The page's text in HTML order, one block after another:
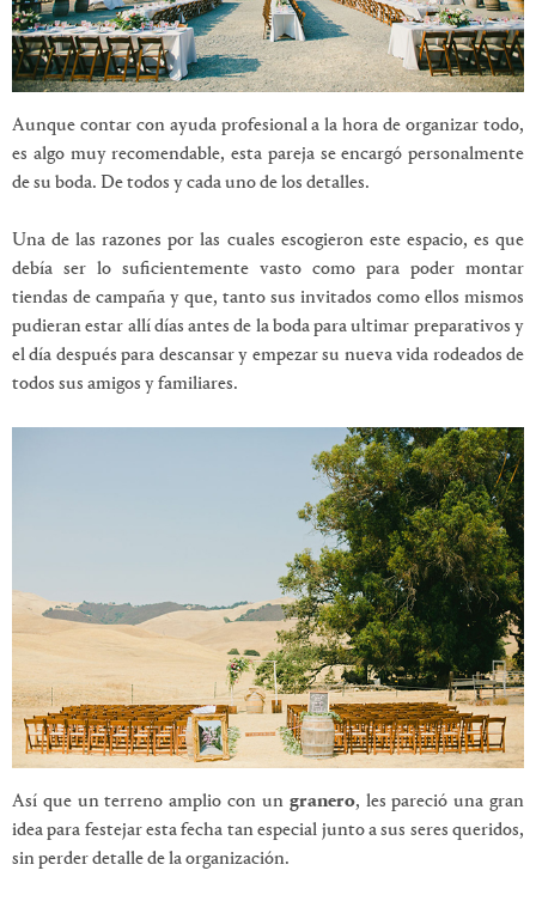
Aunque contar con ayuda profesional a la hora de organizar todo,
es algo muy recomendable, esta pareja se encargó personalmente
de su boda. De todos y cada uno de los detalles.
Una de las razones por las cuales escogieron este espacio, es que
debía ser lo suficientemente vasto como para poder montar
tiendas de campaña y que, tanto sus invitados como ellos mismos
pudieran estar allí días antes de la boda para ultimar preparativos y
el día después para descansar y empezar su nueva vida rodeados de
todos sus amigos y familiares.
Así que un terreno amplio con un granero, les pareció una gran
idea para festejar esta fecha tan especial junto a sus seres queridos,
sin perder detalle de la organización.